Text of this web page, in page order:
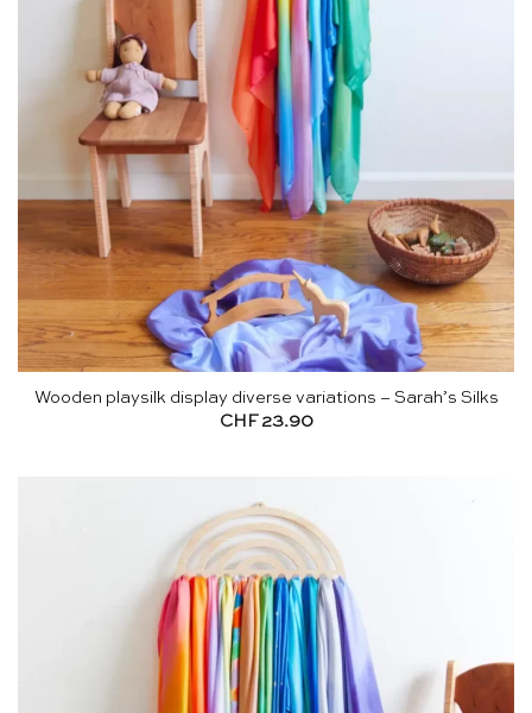
Wooden playsilk display diverse variations – Sarah’s Silks
CHF23.90